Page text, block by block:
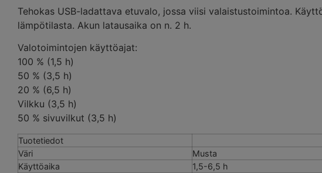
Tehokas USB-ladattava etuvalo, jossa viisi valaistustoimintoa.
lämpötilasta. Akun latausaika on n. 2 h.
Valotoimintojen käyttöajat:
100 % (1,5 h)
50 % (3,5 h)
20 % (6,5 h)
Vilkku (3,5 h)
50 % sivuvilkut (3,5 h)
Tuotetiedot
Väri
Musta
Käyttöaika
1,5-6,5 h